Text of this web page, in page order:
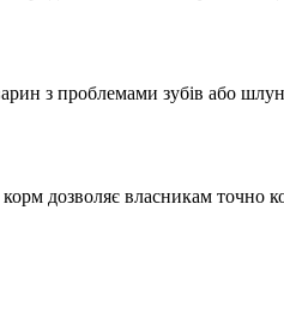
з проблемами зубів або
дозволяє власникам точно